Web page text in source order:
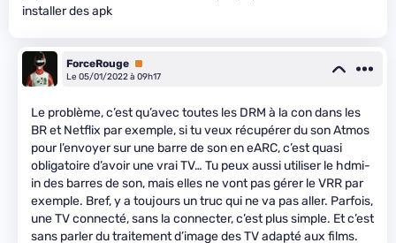
installer des apk
ForceRouge Premium
Le 05/01/2022 à 09h17
Le problème, c’est qu’avec toutes les DRM à la con dans les
BR et Netflix par exemple, si tu veux récupérer du son Atmos
pour l’envoyer sur une barre de son en eARC, c’est quasi
obligatoire d’avoir une vrai TV… Tu peux aussi utiliser le hdmi-
in des barres de son, mais elles ne vont pas gérer le VRR par
exemple. Bref, y a toujours un truc qui ne va pas aller. Parfois,
une TV connecté, sans la connecter, c’est plus simple. Et c’est
sans parler du traitement d’image des TV adapté aux films.